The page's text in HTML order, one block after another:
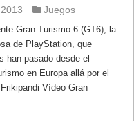
Juegos
Gran Turismo 6 (GT6), la
de PlayStation, que
han pasado desde el
en Europa allá por el
Vídeo Gran